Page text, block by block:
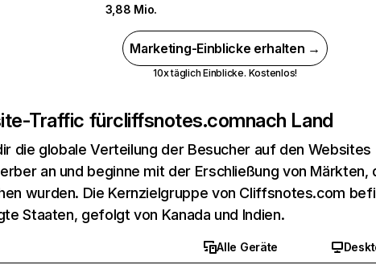
3,88 Mio.
Marketing-Einblicke erhalten →
10x täglich Einblicke. Kostenlos!
Traffic fürcliffsnotes.comnach Land
die globale Verteilung der Besucher auf den Websites
an und beginne mit der Erschließung von Märkten,
wurden. Die Kernzielgruppe von Cliffsnotes.com
Staaten, gefolgt von Kanada und Indien.
Alle Geräte